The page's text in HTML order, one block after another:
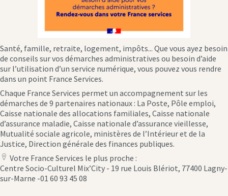
Santé, famille, retraite, logement, impôts... Que vous ayez besoin
de conseils sur vos démarches administratives ou besoin d’aide
sur l’utilisation d’un service numérique, vous pouvez vous rendre
dans un point France Services.
Chaque France Services permet un accompagnement sur les
démarches de 9 partenaires nationaux : La Poste, Pôle emploi,
Caisse nationale des allocations familiales, Caisse nationale
d’assurance maladie, Caisse nationale d’assurance vieillesse,
Mutualité sociale agricole, ministères de l’Intérieur et de la
Justice, Direction générale des finances publiques.
location
icon
Votre France Services le plus proche :
Centre Socio-Culturel Mix’City - 19 rue Louis Blériot, 77400 Lagny-
sur-Marne -01 60 93 45 08